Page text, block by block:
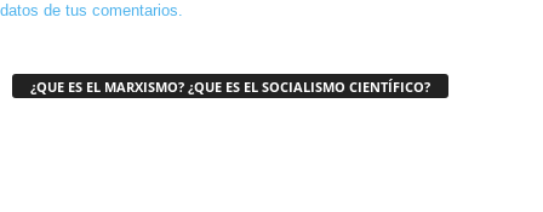
datos de tus comentarios.
¿QUE ES EL MARXISMO? ¿QUE ES EL SOCIALISMO CIENTÍFICO?